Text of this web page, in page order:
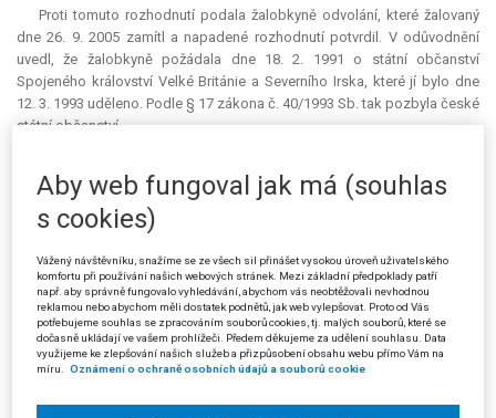
Proti tomuto rozhodnutí podala žalobkyně odvolání, které žalovaný
dne 26. 9. 2005 zamítl a napadené rozhodnutí potvrdil. V odůvodnění
uvedl, že žalobkyně požádala dne 18. 2. 1991 o státní občanství
Spojeného království Velké Británie a Severního Irska, které jí bylo dne
12. 3. 1993 uděleno. Podle § 17 zákona č. 40/1993 Sb. tak pozbyla české
státní občanství.
Městského soudu v Praze, který žalobu rozsudkem ze dne 25. 5. 2006
zamítl. Rozhodnutí odůvodnil zejména tím, že žalobkyně nabyla cizího
státního občanství na vlastní žádost. Pokud by však cizí státní občanství
získala automaticky např. okamžikem uzavření sňatku, tedy bez projevu
své vůle, pak by se uplatnila výjimka obsažená v § 17 zákona č. 40/1993
Sb. Toto pravidlo vychází z principu zamezení dvojího státního
občanství. Soud odkázal na nálezy Ústavního soudu, podle nichž
všechny akty, jimiž jednotlivec má či může pozbýt státního občanství
České republiky, musí být nutně projevem jeho vůle. Jako podpůrný
zákonu č. 357/2003 Sb., jímž bylo změněno i znění § 17 zákona č.
Aby web fungoval jak má (souhlas
s cookies)
Vážený návštěvníku, snažíme se ze všech sil přinášet vysokou úroveň uživatelského
komfortu při používání našich webových stránek. Mezi základní předpoklady patří
např. aby správně fungovalo vyhledávání, abychom vás neobtěžovali nevhodnou
reklamou nebo abychom měli dostatek podnětů, jak web vylepšovat. Proto od Vás
potřebujeme souhlas se zpracováním souborů cookies, tj. malých souborů, které se
dočasně ukládají ve vašem prohlížeči. Předem děkujeme za udělení souhlasu. Data
využijeme ke zlepšování našich služeb a přizpůsobení obsahu webu přímo Vám na
míru.
Oznámení o ochraně osobních údajů a souborů cookie